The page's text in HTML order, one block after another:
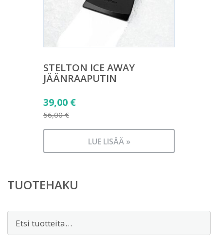
STELTON ICE AWAY
JÄÄNRAAPUTIN
56,00€
Alkuperäinen
hinta
oli:
39,00 €
Nykyinen
on:
LUE LISÄÄ »
TUOTEHAKU